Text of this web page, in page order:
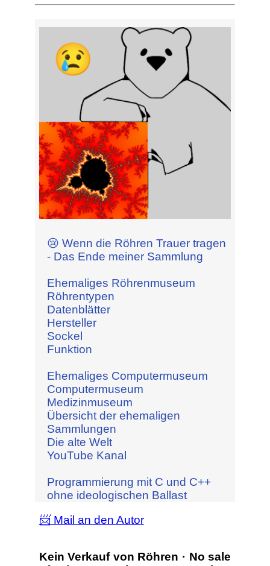
😢 Wenn die Röhren Trauer tragen
- Das Ende meiner Sammlung
Ehemaliges Röhrenmuseum
Röhrentypen
Datenblätter
Hersteller
Sockel
Funktion
Ehemaliges Computermuseum
Computermuseum
Medizinmuseum
Übersicht der ehemaligen
Sammlungen
Die alte Welt
YouTube Kanal
Programmierung mit C und C++
ohne ideologischen Ballast
📨 Mail an den Autor
Kein Verkauf von Röhren · No sale